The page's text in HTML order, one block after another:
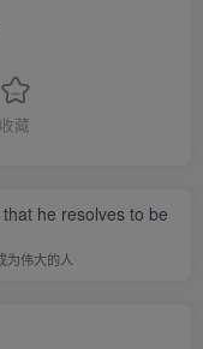
收藏
he resolves to be
为伟大的人